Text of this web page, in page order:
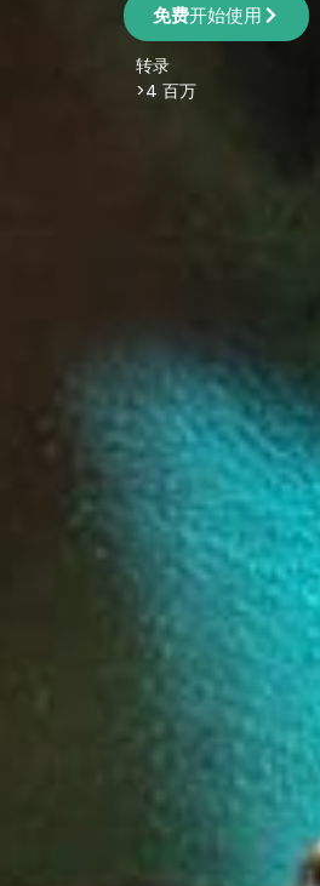
免费开始使用
转录
>4 百万